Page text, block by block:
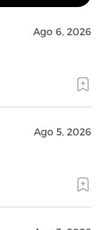
Ago 6, 2026
Ago 5, 2026